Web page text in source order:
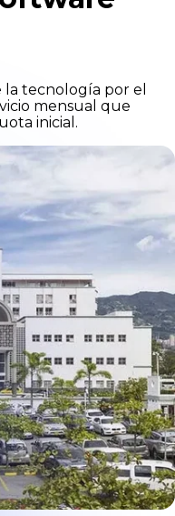
la tecnología por el
mensual que
inicial.